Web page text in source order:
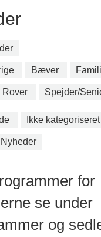
Bæver
Rover Spejder/
Ikke kategoriseret
Nyheder
for
se under
og